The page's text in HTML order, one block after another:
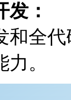
：
全代
。